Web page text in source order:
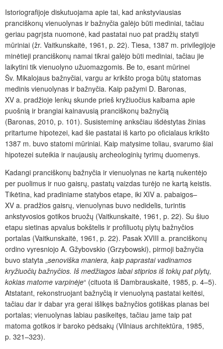
Istoriografijoje diskutuojama apie tai, kad ankstyviausias
pranciškonų vienuolynas ir bažnyčia galėjo būti mediniai, tačiau
geriau pagrįsta nuomonė, kad pastatai nuo pat pradžių statyti
mūriniai (žr. Vaitkunskaitė, 1961, p. 22). Tiesa, 1387 m. privilegijoje
minėtieji pranciškonų namai tikrai galėjo būti mediniai, tačiau jie
laikytini tik vienuolyno užuomazgomis. Be to, esant mūrinei
Šv. Mikalojaus bažnyčiai, vargu ar krikšto proga būtų statomas
medinis vienuolynas ir bažnyčia. Kaip pažymi D. Baronas,
XV a. pradžioje lenkų skunde prieš kryžiuočius kalbama apie
puošnią ir brangiai kainavusią pranciškonų bažnyčią
(Baronas, 2010, p. 101). Susisteminę anksčiau išdėstytas žinias
pritartume hipotezei, kad šie pastatai iš karto po oficialaus krikšto
1387 m. buvo statomi mūriniai. Kaip matysime toliau, svarumo šiai
hipotezei suteikia ir naujausių archeologinių tyrimų duomenys.
Kadangi pranciškonų bažnyčia ir vienuolynas ne kartą nukentėjo
per puolimus ir nuo gaisrų, pastatų vaizdas turėjo ne kartą keistis.
Tikėtina, kad pradiniame statybos etape, iki XIV a. pabaigos–
XV a. pradžios gaisrų, vienuolynas buvo nedidelis, turintis
ankstyvosios gotikos bruožų (Vaitkunskaitė, 1961, p. 22). Su šiuo
etapu sietinas apvalus bokštelis ir profiliuotų plytų bažnyčios
portalas (Vaitkunskaitė, 1961, p. 22). Pasak XVIII a. pranciškonų
ordino vyresniojo A. Gžybovskio (Grzybowski), pirmoji bažnyčia
buvo statyta „senoviška maniera, kaip paprastai vadinamos
kryžiuočių bažnyčios. Iš medžiagos labai stiprios iš tokių pat plytų,
kokias matome varpinėje“ (cituota iš Dambrauskaitė, 1985, p. 4–5).
Atstatant, rekonstruojant bažnyčią ir vienuolyną pastatai keitėsi,
tačiau dar ir dabar yra gerai išlikęs bažnyčios gotiškas planas bei
portalas; vienuolynas labiau pasikeitęs, tačiau jame taip pat
matoma gotikos ir baroko pėdsakų (Vilniaus architektūra, 1985,
p. 321–323).